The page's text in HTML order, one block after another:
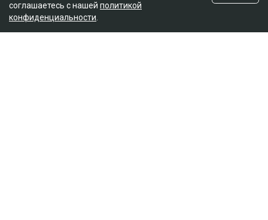
соглашаетесь с нашей политикой
конфиденциальности